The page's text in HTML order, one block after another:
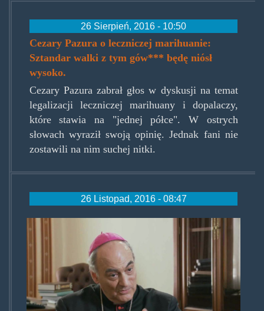
26 Sierpień, 2016 - 10:50
Cezary Pazura o leczniczej marihuanie:
Sztandar walki z tym gów*** będę niósł
wysoko.
Cezary Pazura zabrał głos w dyskusji na temat
legalizacji leczniczej marihuany i dopalaczy,
które stawia na "jednej półce". W ostrych
słowach wyraził swoją opinię. Jednak fani nie
zostawili na nim suchej nitki.
26 Listopad, 2016 - 08:47
marcelo_sanchez_sorondo.jpg